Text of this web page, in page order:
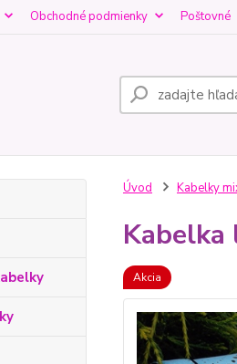
Obchodné podmienky Poštovné
Úvod Kabelky
Akcia